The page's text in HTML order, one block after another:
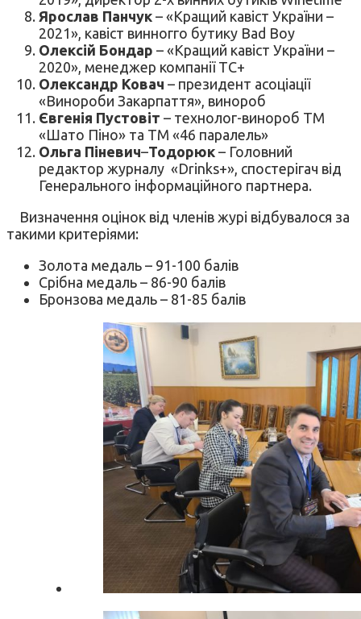
Ярослав Панчук – «Кращий кавіст України –
2021», кавіст винногго бутику Bad Boy
Олексій Бондар – «Кращий кавіст України –
2020», менеджер компанії ТС+
Олександр Ковач – президент асоціації
«Винороби Закарпаття», винороб
Євгенія Пустовіт – технолог-винороб ТМ
«Шато Піно» та ТМ «46 паралель»
Ольга Піневич–Тодорюк – Головний
редактор журналу «Drinks+», спостерігач від
Генерального інформаційного партнера.
Визначення оцінок від членів журі відбувалося за
такими критеріями:
Золота медаль – 91-100 балів
Срібна медаль – 86-90 балів
Бронзова медаль – 81-85 балів